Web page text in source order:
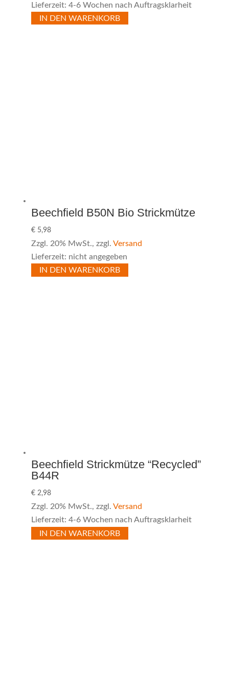
Lieferzeit: 4-6 Wochen nach Auftragsklarheit
IN DEN WARENKORB
Beechfield B50N Bio Strickmütze
€5,98
Zzgl. 20% MwSt., zzgl. Versand
Lieferzeit: nicht angegeben
IN DEN WARENKORB
Beechfield Strickmütze “Recycled”
B44R
€2,98
Zzgl. 20% MwSt., zzgl. Versand
Lieferzeit: 4-6 Wochen nach Auftragsklarheit
IN DEN WARENKORB